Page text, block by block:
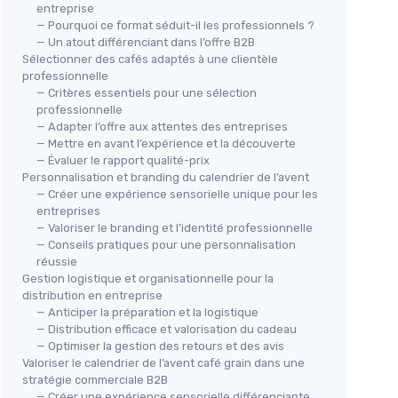
(6
NATIONAL GEOGRAPHIC
2025 Calendrier de l'Avent
Gemmes - 24 gemmes à
Découvrir Chaque Jour,
Collection de Roches Complète
pour le Compte à Rebours de
Noël avec Mini Kit de Fouille
Voir l'offre
entreprise
— Pourquoi ce format séduit-il les professionnels ?
— Un atout différenciant dans l’offre B2B
Sélectionner des cafés adaptés à une clientèle
professionnelle
— Critères essentiels pour une sélection
professionnelle
— Adapter l’offre aux attentes des entreprises
— Mettre en avant l’expérience et la découverte
— Évaluer le rapport qualité-prix
Personnalisation et branding du calendrier de l’avent
— Créer une expérience sensorielle unique pour les
entreprises
— Valoriser le branding et l’identité professionnelle
— Conseils pratiques pour une personnalisation
réussie
Gestion logistique et organisationnelle pour la
distribution en entreprise
— Anticiper la préparation et la logistique
— Distribution efficace et valorisation du cadeau
— Optimiser la gestion des retours et des avis
Valoriser le calendrier de l’avent café grain dans une
stratégie commerciale B2B